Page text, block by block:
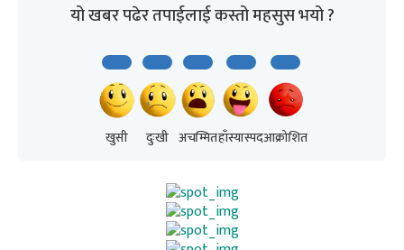
यो खबर पढेर तपाईलाई कस्तो महसुस भयो ?
खुसी दुःखी अचम्मितहाँस्यास्पदआक्रोशित